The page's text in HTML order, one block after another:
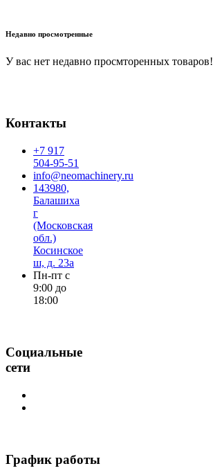
Недавно просмотренные
У вас нет недавно просмторенных товаров!
Контакты
+7 917
504-95-51
info@neomachinery.ru
143980,
Балашиха
г
(Московская
обл.)
Косинское
ш, д. 23а
Пн-пт с
9:00 до
18:00
Социальные
сети
График работы